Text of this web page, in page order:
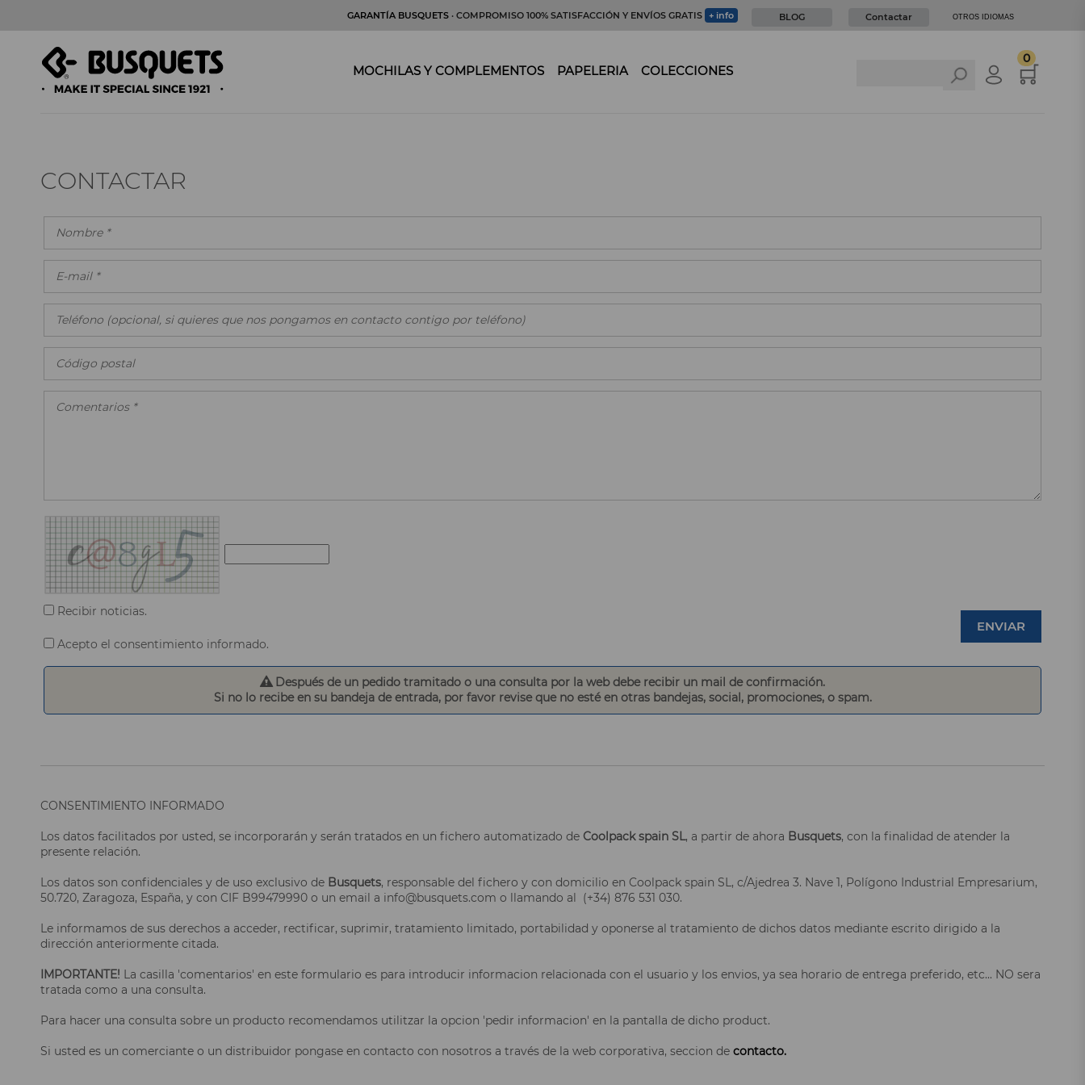
GARANTÍA BUSQUETS · COMPROMISO 100% SATISFACCIÓN Y ENVÍOS GRATIS + info BLOG Contactar OTROS IDIOMAS
MOCHILAS Y COMPLEMENTOS PAPELERIA COLECCIONES
0
CONTACTAR
Recibir noticias.
Acepto el consentimiento informado.
ENVIAR
Después de un pedido tramitado o una consulta por la web debe recibir un mail de confirmación.
Si no lo recibe en su bandeja de entrada, por favor revise que no esté en otras bandejas, social, promociones, o spam.
CONSENTIMIENTO INFORMADO
Los datos facilitados por usted, se incorporarán y serán tratados en un fichero automatizado de Coolpack spain SL, a partir de ahora Busquets, con la finalidad de atender la
presente relación.
Los datos son confidenciales y de uso exclusivo de Busquets, responsable del fichero y con domicilio en Coolpack spain SL, c/Ajedrea 3. Nave 1, Polígono Industrial Empresarium,
50.720, Zaragoza, España, y con CIF B99479990 o un email a info@busquets.com o llamando al (+34) 876 531 030.
Le informamos de sus derechos a acceder, rectificar, suprimir, tratamiento limitado, portabilidad y oponerse al tratamiento de dichos datos mediante escrito dirigido a la
dirección anteriormente citada.
IMPORTANTE! La casilla 'comentarios' en este formulario es para introducir informacion relacionada con el usuario y los envios, ya sea horario de entrega preferido, etc... NO sera
tratada como a una consulta.
Para hacer una consulta sobre un producto recomendamos utilitzar la opcion 'pedir informacion' en la pantalla de dicho product.
Si usted es un comerciante o un distribuidor pongase en contacto con nosotros a través de la web corporativa, seccion de contacto.